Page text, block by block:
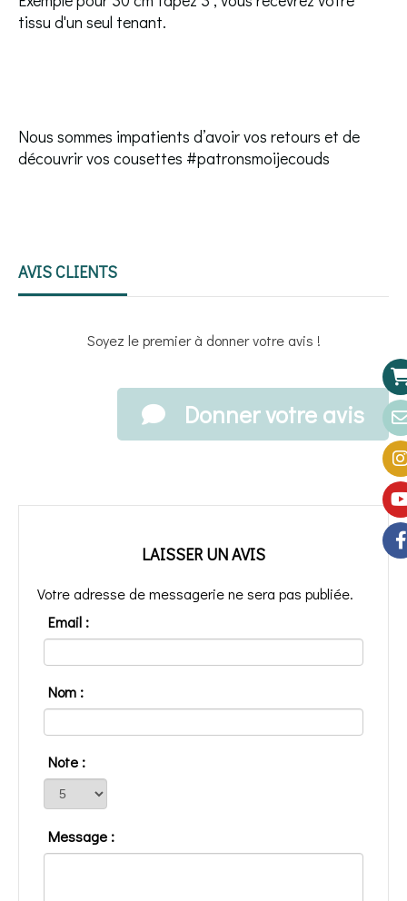
tissu d'un seul tenant.
Nous sommes impatients d’avoir vos retours et de
découvrir vos cousettes #patronsmoijecouds
AVIS CLIENTS
Soyez le premier à donner votre avis !
Donner votre avis
LAISSER UN AVIS
Votre adresse de messagerie ne sera pas publiée.
Email :
Nom :
Note :
Message :